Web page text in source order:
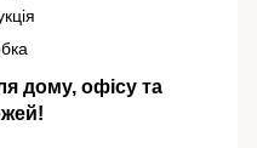
дому, офісу та